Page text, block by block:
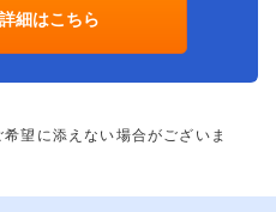
細はこちら
望に添えない場合がございま